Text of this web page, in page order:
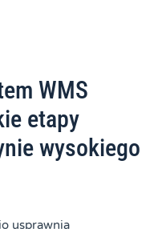
WMS
etapy
wysokiego
usprawnia